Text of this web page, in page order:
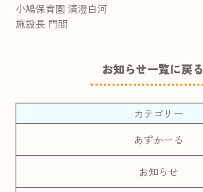
小鳩保育園 清澄白河
施設長 門間
お知らせ一覧に戻る
カテゴリー
あずかーる
お知らせ